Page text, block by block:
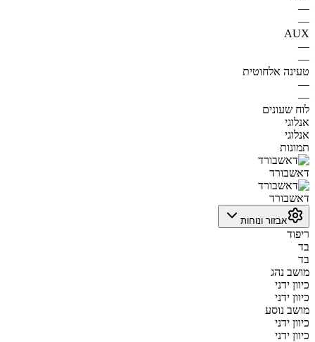
—
—
AUX
—
—
טעינה אלחוטית
—
—
לוח שעונים
אנלוגי
אנלוגי
תמונות
דאשבורד
דאשבורד
אבזור ונוחות
ריפוד
בד
בד
מושב נהג
כיוון ידני
כיוון ידני
מושב נוסע
כיוון ידני
כיוון ידני